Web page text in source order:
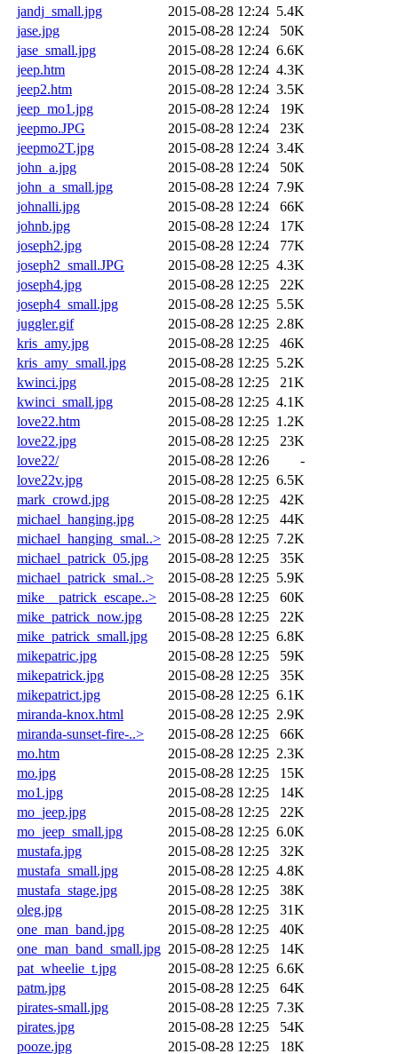
jandj_small.jpg
2015-08-28 12:24 5.4K
jase.jpg
2015-08-28 12:24
50K
jase_small.jpg
2015-08-28 12:24 6.6K
jeep.htm
2015-08-28 12:24 4.3K
jeep2.htm
2015-08-28 12:24 3.5K
jeep_mo1.jpg
2015-08-28 12:24
19K
jeepmo.JPG
2015-08-28 12:24
23K
jeepmo2T.jpg
2015-08-28 12:24 3.4K
john_a.jpg
2015-08-28 12:24
50K
john_a_small.jpg
2015-08-28 12:24 7.9K
johnalli.jpg
2015-08-28 12:24
66K
johnb.jpg
2015-08-28 12:24
17K
joseph2.jpg
2015-08-28 12:24
77K
joseph2_small.JPG
2015-08-28 12:25 4.3K
joseph4.jpg
2015-08-28 12:25
22K
joseph4_small.jpg
2015-08-28 12:25 5.5K
juggler.gif
2015-08-28 12:25 2.8K
kris_amy.jpg
2015-08-28 12:25
46K
kris_amy_small.jpg
2015-08-28 12:25 5.2K
kwinci.jpg
2015-08-28 12:25
21K
kwinci_small.jpg
2015-08-28 12:25 4.1K
love22.htm
2015-08-28 12:25 1.2K
love22.jpg
2015-08-28 12:25
23K
love22/
2015-08-28 12:26
-
love22v.jpg
2015-08-28 12:25 6.5K
mark_crowd.jpg
2015-08-28 12:25
42K
michael_hanging.jpg
2015-08-28 12:25
44K
michael_hanging_smal..> 2015-08-28 12:25 7.2K
michael_patrick_05.jpg
2015-08-28 12:25
35K
michael_patrick_smal..>
2015-08-28 12:25 5.9K
mike__patrick_escape..>
2015-08-28 12:25
60K
mike_patrick_now.jpg
2015-08-28 12:25
22K
mike_patrick_small.jpg
2015-08-28 12:25 6.8K
mikepatric.jpg
2015-08-28 12:25
59K
mikepatrick.jpg
2015-08-28 12:25
35K
mikepatrict.jpg
2015-08-28 12:25 6.1K
miranda-knox.html
2015-08-28 12:25 2.9K
miranda-sunset-fire-..>
2015-08-28 12:25
66K
mo.htm
2015-08-28 12:25 2.3K
mo.jpg
2015-08-28 12:25
15K
mo1.jpg
2015-08-28 12:25
14K
mo_jeep.jpg
2015-08-28 12:25
22K
mo_jeep_small.jpg
2015-08-28 12:25 6.0K
mustafa.jpg
2015-08-28 12:25
32K
mustafa_small.jpg
2015-08-28 12:25 4.8K
mustafa_stage.jpg
2015-08-28 12:25
38K
oleg.jpg
2015-08-28 12:25
31K
one_man_band.jpg
2015-08-28 12:25
40K
one_man_band_small.jpg 2015-08-28 12:25
14K
pat_wheelie_t.jpg
2015-08-28 12:25 6.6K
patm.jpg
2015-08-28 12:25
64K
pirates-small.jpg
2015-08-28 12:25 7.3K
pirates.jpg
2015-08-28 12:25
54K
pooze.jpg
2015-08-28 12:25 18K